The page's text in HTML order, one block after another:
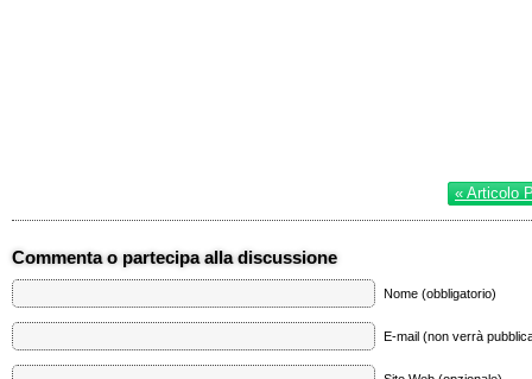
« Articolo
Commenta o partecipa alla discussione
Nome (obbligatorio)
E-mail (non verrà